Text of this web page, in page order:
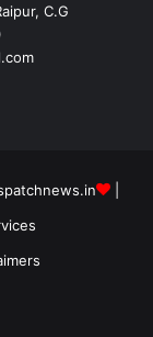
C.G